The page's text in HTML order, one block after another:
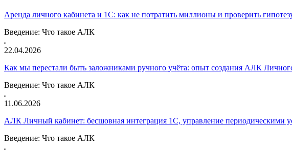
Аренда личного кабинета и 1С: как не потратить миллионы и проверить
Введение: Что такое АЛК
22.04.2026
Как мы перестали быть заложниками ручного учёта: опыт создания АЛК
Введение: Что такое АЛК
11.06.2026
АЛК Личный кабинет: бесшовная интеграция 1С, управление периодическими
Введение: Что такое АЛК